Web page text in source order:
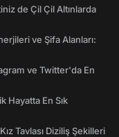
de Çil Çil Altınlarda
ve Şifa Alanları:
ve Twitter'da En
Hayatta En Sık
Tavlası Diziliş Şekilleri